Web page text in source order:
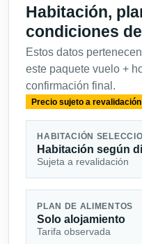
Habitación,
condiciones
Estos datos
este paquete vuelo +
confirmación final.
Precio sujeto a revalidación
HABITACIÓN
Habitación según
Sujeta a revalidación
PLAN DE ALIMENTOS
Solo alojamiento
Tarifa observada